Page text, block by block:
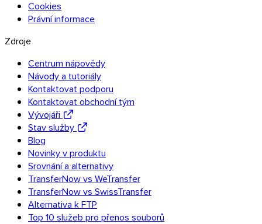
Cookies
Právní informace
Zdroje
Centrum nápovědy
Návody a tutoriály
Kontaktovat podporu
Kontaktovat obchodní tým
Vývojáři
Stav služby
Blog
Novinky v produktu
Srovnání a alternativy
TransferNow vs WeTransfer
TransferNow vs SwissTransfer
Alternativa k FTP
Top 10 služeb pro přenos souborů